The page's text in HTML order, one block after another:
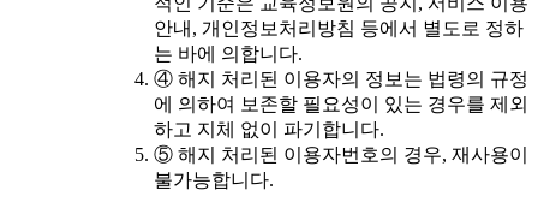
안내, 개인정보처리방침 등에서 별도로 정하
는 바에 의합니다.
④ 해지 처리된 이용자의 정보는 법령의 규정
에 의하여 보존할 필요성이 있는 경우를 제외
하고 지체 없이 파기합니다.
⑤ 해지 처리된 이용자번호의 경우, 재사용이
불가능합니다.